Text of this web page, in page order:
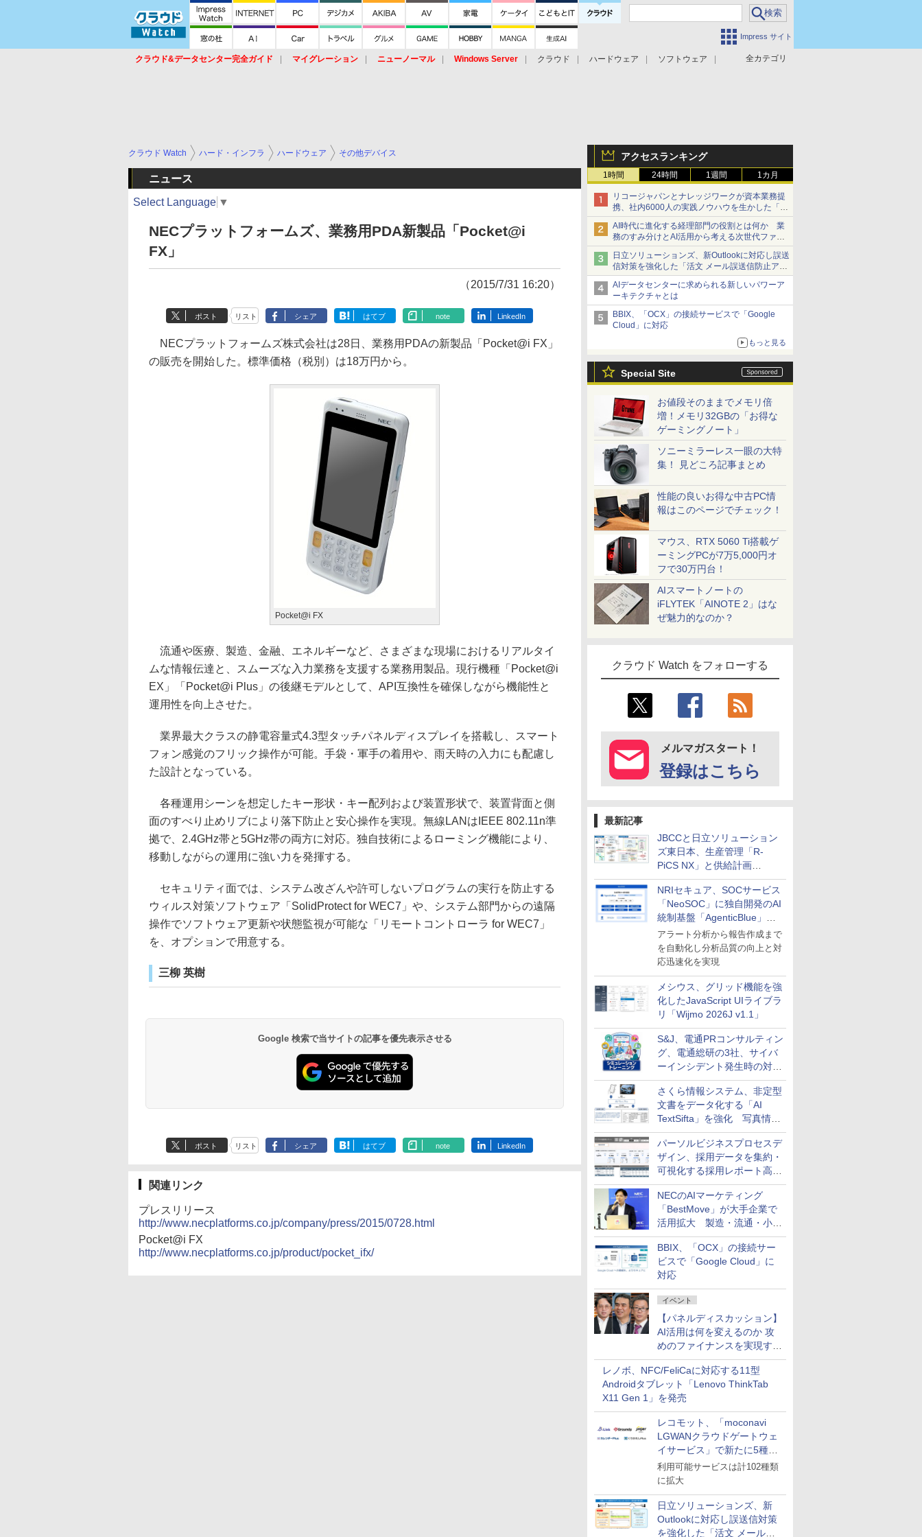
Impress サイト
全カテゴリ
クラウド&データセンター完全ガイド マイグレーション ニューノーマル Windows Server クラウド ハードウェア
ソフトウェア
アクセスランキング
1時間 24時間 1週間 1カ月
リコージャパンとナレッジワークが資本業務提
携、社内6000人の実践ノウハウを生かした「AI
商談記録 for RICOH」を展開へ
AI時代に進化する経理部門の役割とは何か 業
務のすみ分けとAI活用から考える次世代ファイ
ナンス戦略
日立ソリューションズ、新Outlookに対応し誤送
信対策を強化した「活文 メール誤送信防止アド
インサービス」を提供
AIデータセンターに求められる新しいパワーア
ーキテクチャとは
BBIX、「OCX」の接続サービスで「Google
Cloud」に対応
もっと見る
Special Site
お値段そのままでメモリ倍
増！メモリ32GBの「お得な
ゲーミングノート」
ソニーミラーレス一眼の大特
集！ 見どころ記事まとめ
性能の良いお得な中古PC情
報はこのページでチェック！
マウス、RTX 5060 Ti搭載ゲ
ーミングPCが7万5,000円オ
フで30万円台！
AIスマートノートの
iFLYTEK「AINOTE 2」はな
ぜ魅力的なのか？
クラウド Watch をフォローする
メルマガスタート！
登録はこちら
最新記事
JBCCと日立ソリューション
ズ東日本、生産管理「R-
PiCS NX」と供給計画
「scSQUARE ISP」の連携サ
ービスを提供開始
NRIセキュア、SOCサービス
「NeoSOC」に独自開発のAI
統制基盤「AgenticBlue」を
導入
アラート分析から報告作成まで
を自動化し分析品質の向上と対
応迅速化を実現
メシウス、グリッド機能を強
化したJavaScript UIライブラ
リ「Wijmo 2026J v1.1」
S&J、電通PRコンサルティン
グ、電通総研の3社、サイバ
ーインシデント発生時の対応
と危機管理広報を一体的に訓
練するプログラムを提供
さくら情報システム、非定型
文書をデータ化する「AI
TextSifta」を強化 写真情報
のデータ化などに対応
パーソルビジネスプロセスデ
ザイン、採用データを集約・
可視化する採用レポート高速
化サービスを提供
NECのAIマーケティング
「BestMove」が大手企業で
活用拡大 製造・流通・小売
企業・広告代理店などが実装
フェーズへ
BBIX、「OCX」の接続サー
ビスで「Google Cloud」に
対応
イベント
【パネルディスカッション】
AI活用は何を変えるのか 攻
めのファイナンスを実現する
業務設計とマインドセット変
革
レノボ、NFC/FeliCaに対応する11型
Androidタブレット「Lenovo ThinkTab
X11 Gen 1」を発売
レコモット、「moconavi
LGWANクラウドゲートウェ
イサービス」で新たに5種類
のサービスと連携開始
利用可能サービスは計102種類
に拡大
日立ソリューションズ、新
Outlookに対応し誤送信対策
を強化した「活文 メール誤
クラウド Watch ハード・インフラ ハードウェア その他デバイス
ニュース
Select Language ▼
NECプラットフォームズ、業務用PDA新製品「Pocket@i
FX」
（2015/7/31 16:20）
ポスト リスト シェア はてブ note LinkedIn
NECプラットフォームズ株式会社は28日、業務用PDAの新製品「Pocket@i FX」
の販売を開始した。標準価格（税別）は18万円から。
Pocket@i FX
流通や医療、製造、金融、エネルギーなど、さまざまな現場におけるリアルタイ
ムな情報伝達と、スムーズな入力業務を支援する業務用製品。現行機種「Pocket@i
EX」「Pocket@i Plus」の後継モデルとして、API互換性を確保しながら機能性と
運用性を向上させた。
業界最大クラスの静電容量式4.3型タッチパネルディスプレイを搭載し、スマート
フォン感覚のフリック操作が可能。手袋・軍手の着用や、雨天時の入力にも配慮し
た設計となっている。
各種運用シーンを想定したキー形状・キー配列および装置形状で、装置背面と側
面のすべり止めリブにより落下防止と安心操作を実現。無線LANはIEEE 802.11n準
拠で、2.4GHz帯と5GHz帯の両方に対応。独自技術によるローミング機能により、
移動しながらの運用に強い力を発揮する。
セキュリティ面では、システム改ざんや許可しないプログラムの実行を防止する
ウィルス対策ソフトウェア「SolidProtect for WEC7」や、システム部門からの遠隔
操作でソフトウェア更新や状態監視が可能な「リモートコントローラ for WEC7」
を、オプションで用意する。
三柳 英樹
Google 検索で当サイトの記事を優先表示させる
ポスト リスト シェア はてブ note LinkedIn
関連リンク
プレスリリース
http://www.necplatforms.co.jp/company/press/2015/0728.html
Pocket@i FX
http://www.necplatforms.co.jp/product/pocket_ifx/